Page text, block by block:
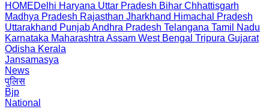
HOMEDelhi Haryana Uttar Pradesh Bihar Chhattisgarh
Madhya Pradesh Rajasthan Jharkhand Himachal Pradesh
Uttarakhand PunjabAndhra Pradesh Telangana Tamil Nadu
Karnataka Maharashtra Assam West Bengal Tripura Gujarat
Odisha Kerala
Jansamasya
News
पुलिस
Bjp
National